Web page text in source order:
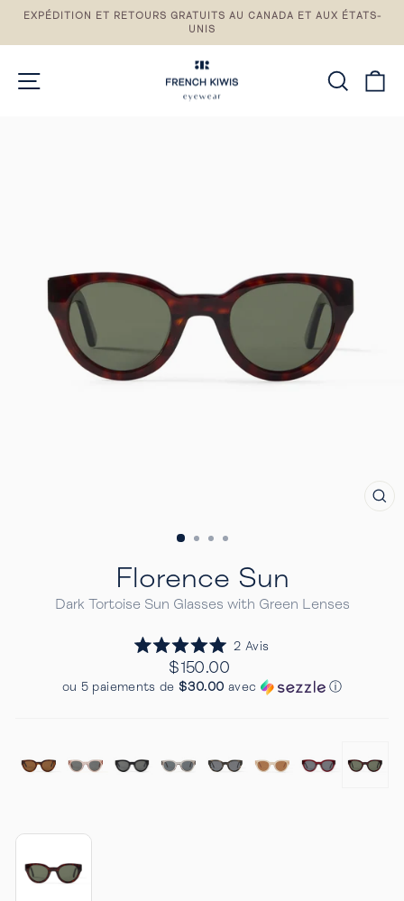
Passez
contenu
du
diaporama
EXPÉDITION ET RETOURS GRATUITS AU CANADA ET AUX ÉTATS-
UNIS
NAVIGATION DU SITE
Florence Sun
Dark Tortoise Sun Glasses with Green Lenses
Noté
5.0
sur
2 Avis
faire
Prix
Regulier
$150.00
ou 5 paiements de$30.00 avec ⓘ